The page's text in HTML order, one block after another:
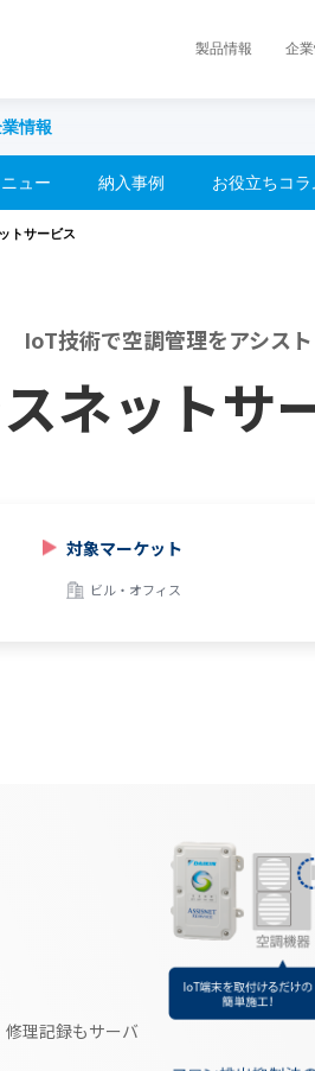
製品情報 企
ヒートポンプ床暖房
住まい向け除湿乾燥機 カライエ
全館換気・全館空調
ネットでコントロール
問い合わせ
情報
広告宣伝
ュー 納入事例 お役立ちコラ
トサービス
IoT技術で空調管理をアシスト
ネットサ
対象マーケット
ビル・オフィス
理記録もサーバ